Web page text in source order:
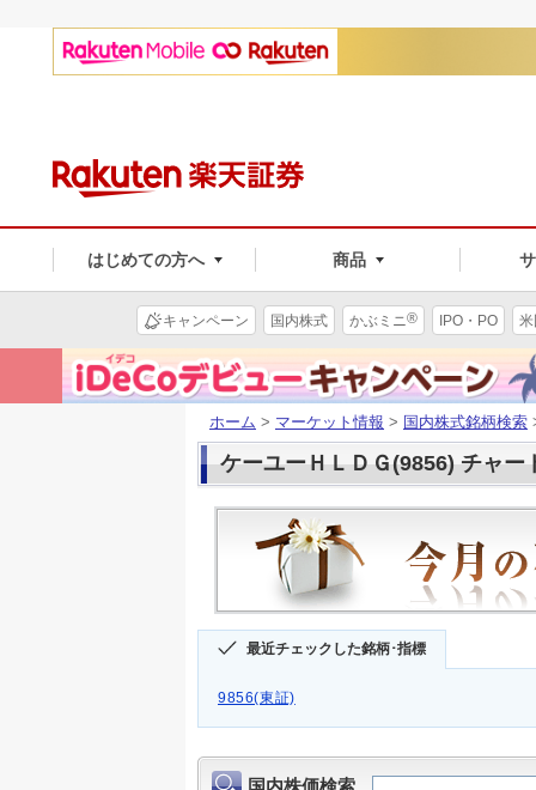
はじめての方へ 商品
キャンペーン 国内株式 かぶミニ® IPO・PO
ホーム > マーケット情報 > 国内株式銘柄検索
ケーユーＨＬＤＧ(9856) チャー
最近チェックした銘柄･指標
9856(東証)